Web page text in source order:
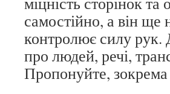
самостійно, а він ще
контролює силу рук.
про людей, речі,
Пропонуйте,